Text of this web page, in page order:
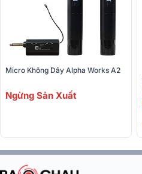
Ngừng Sản Xuất